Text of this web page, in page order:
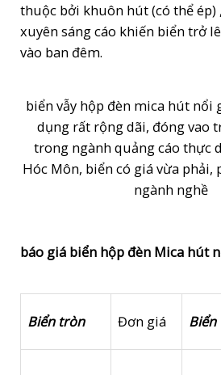
thuộc bởi khuôn hút (có thể ép)
xuyên sáng cáo khiến biển trở
vào ban đêm.
biển vẫy hộp đèn mica hút nổi
dụng rất rộng dãi, đóng vao
trong ngành quảng cáo thực
Hóc Môn, biển có giá vừa phải,
ngành nghề
báo giá biển hộp đèn Mica hút
Biển tròn Đơn giá Biển